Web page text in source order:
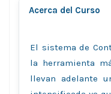
Acerca del Curso
El sistema de
la herramienta
llevan adelante